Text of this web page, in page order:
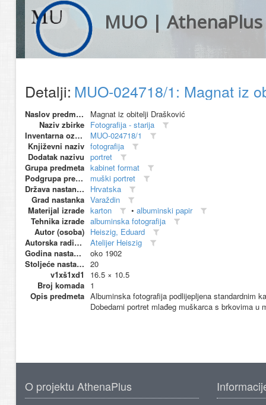
MUO | AthenaPlus
Detalji: MUO-024718/1: Magnat iz
Naslov predmeta
Magnat iz obitelji Drašković
Naziv zbirke Fotografija - starija
Inventarna oznaka
MUO-024718/1
Književni naziv fotografija
Dodatak nazivu portret
Grupa predmeta kabinet format
Podgrupa predmeta
muški portret
Država nastanka
Hrvatska
Grad nastanka Varaždin
Materijal izrade karton • albuminski papir
Tehnika izrade albuminska fotografija
Autor (osoba) Heiszig, Eduard
Autorska radionica (proizvođač)
Atelijer Heiszig
Godina nastanka
oko 1902
Stoljeće nastanka 20
v1xš1xd1
16.5 × 10.5
Broj komada 1
Opis predmeta Albuminska fotografija podlijepljena standardnim
Dobedarni portret mlađeg muškarca s brkovima
O projektu AthenaPlus